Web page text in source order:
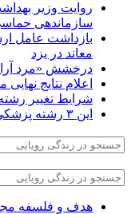
روایت وزیر
سازماندهی
بازداشت عامل
معاند در یزد
درخشش «مرد
اعلام نتایج
شرایط تغییر
این ۳ رشته پزشکی در دانشگاه‌ها مشتری ندارد!
هدف و فلسفه